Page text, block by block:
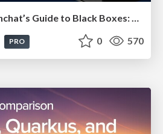
Jamie Indigo - Trashchat’s Guide to Black Boxes: Technical SEO Tactics for LLMs
PRO 0 570